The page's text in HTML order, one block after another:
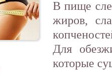
В пище
жиров,
Для
которые